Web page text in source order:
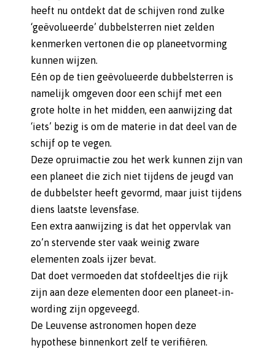
heeft nu ontdekt dat de schijven rond zulke
‘geëvolueerde’ dubbelsterren niet zelden
kenmerken vertonen die op planeetvorming
kunnen wijzen.
Eén op de tien geëvolueerde dubbelsterren is
namelijk omgeven door een schijf met een
grote holte in het midden, een aanwijzing dat
‘iets’ bezig is om de materie in dat deel van de
schijf op te vegen.
Deze opruimactie zou het werk kunnen zijn van
een planeet die zich niet tijdens de jeugd van
de dubbelster heeft gevormd, maar juist tijdens
diens laatste levensfase.
Een extra aanwijzing is dat het oppervlak van
zo’n stervende ster vaak weinig zware
elementen zoals ijzer bevat.
Dat doet vermoeden dat stofdeeltjes die rijk
zijn aan deze elementen door een planeet-in-
wording zijn opgeveegd.
De Leuvense astronomen hopen deze
hypothese binnenkort zelf te verifiëren.